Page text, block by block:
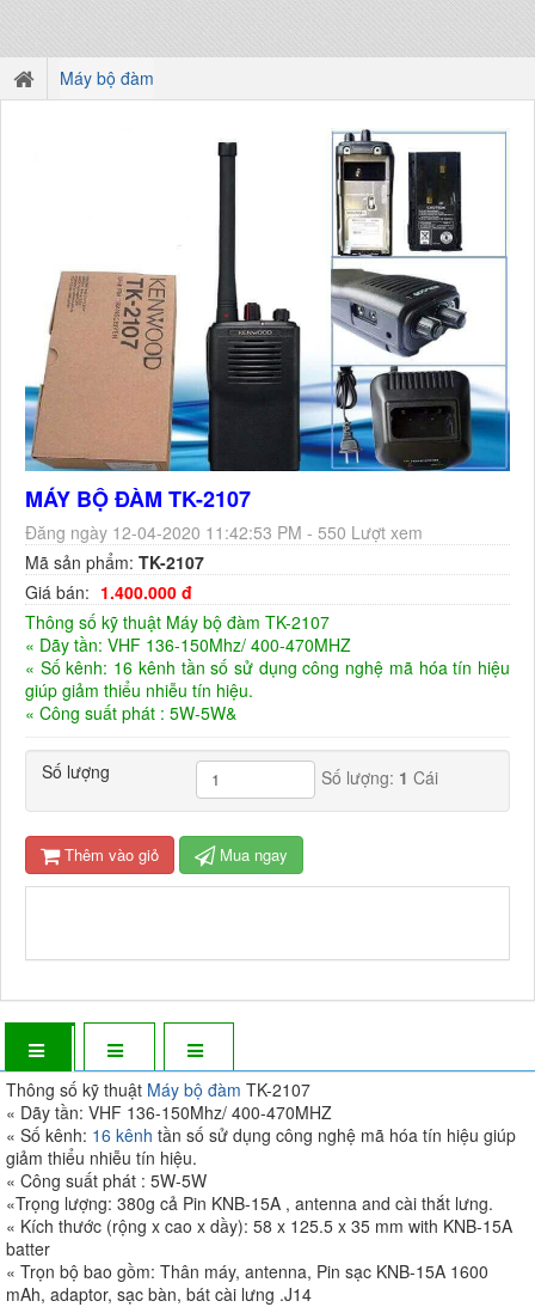
Máy bộ đàm
MÁY BỘ ĐÀM TK-2107
Đăng ngày 12-04-2020 11:42:53 PM - 550 Lượt xem
Mã sản phẩm: TK-2107
Giá bán: 1.400.000 đ
Thông số kỹ thuật Máy bộ đàm TK-2107
« Dãy tần: VHF 136-150Mhz/ 400-470MHZ
« Số kênh: 16 kênh tần số sử dụng công nghệ mã hóa tín hiệu
giúp giảm thiểu nhiễu tín hiệu.
« Công suất phát : 5W-5W&
Số lượng Số lượng: 1 Cái
Thêm vào giỏ Mua ngay
Thông số kỹ thuật Máy bộ đàm TK-2107
« Dãy tần: VHF 136-150Mhz/ 400-470MHZ
« Số kênh: 16 kênh tần số sử dụng công nghệ mã hóa tín hiệu giúp
giảm thiểu nhiễu tín hiệu.
« Công suất phát : 5W-5W
«Trọng lượng: 380g cả Pin KNB-15A , antenna and cài thắt lưng.
« Kích thước (rộng x cao x dầy): 58 x 125.5 x 35 mm with KNB-15A
batter
« Trọn bộ bao gồm: Thân máy, antenna, Pin sạc KNB-15A 1600
mAh, adaptor, sạc bàn, bát cài lưng .J14